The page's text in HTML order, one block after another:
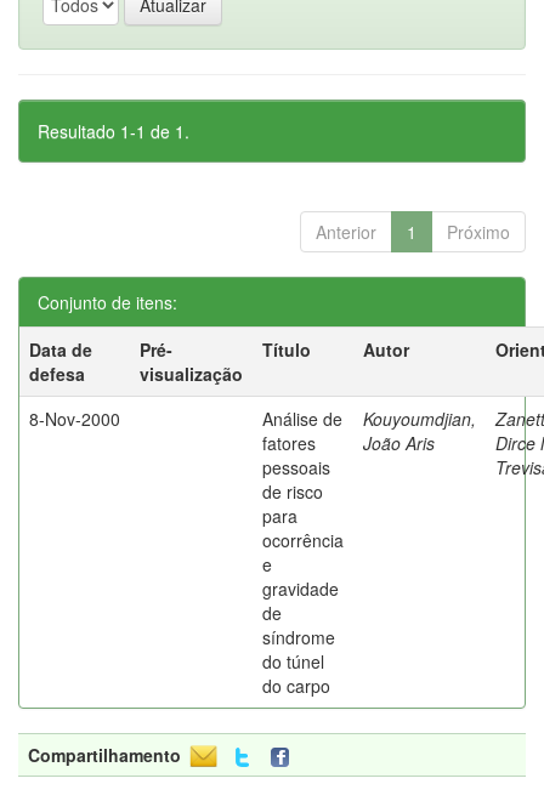
Resultado 1-1 de 1.
Anterior 1 Próximo
Conjunto de itens:
Data de
defesa
Pré-
visualização
Título Autor
8-Nov-2000
Análise de
fatores
pessoais
de risco
para
ocorrência
e
gravidade
de
síndrome
do túnel
do carpo
Kouyoumdjian,
João Aris
Dirce
Compartilhamento